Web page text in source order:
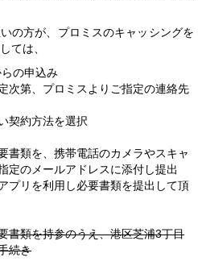
の方が、プロミスのキャッシングを
ては、
の申込み
次第、プロミスよりご指定の連絡先
契約方法を選択
書類を、携帯電話のカメラやスキャ
定のメールアドレスに添付し提出
プリを利用し必要書類を提出して頂
書類を持参のうえ、港区芝浦3丁目
続き